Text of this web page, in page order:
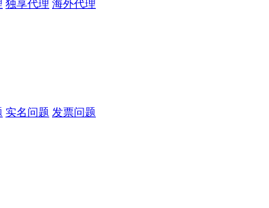
独享代理 海外代理
实名问题 发票问题